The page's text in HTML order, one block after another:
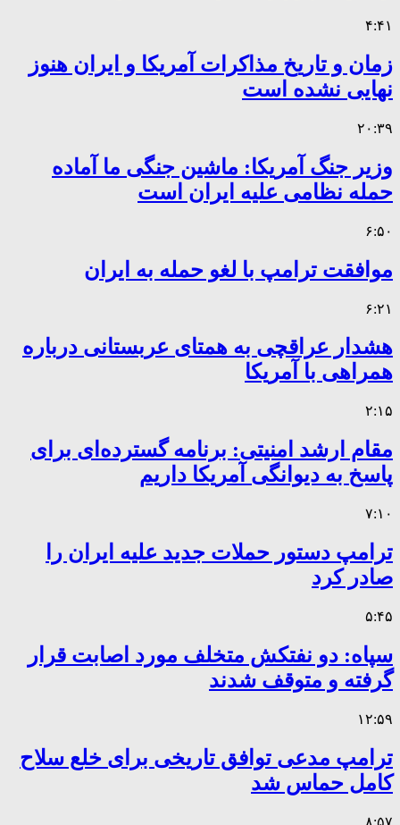
۴:۴۱
زمان و تاریخ مذاکرات آمریکا و ایران هنوز
نهایی نشده است
۲۰:۳۹
وزیر جنگ آمریکا: ماشین جنگی ما آماده
حمله نظامی علیه ایران است
۶:۵۰
موافقت ترامپ با لغو حمله به ایران
۶:۲۱
هشدار عراقچی به همتای عربستانی درباره
همراهی با آمریکا
۲:۱۵
مقام ارشد امنیتی: برنامه گسترده‌ای برای
پاسخ به دیوانگی آمریکا داریم
۷:۱۰
ترامپ دستور حملات جدید علیه ایران را
صادر کرد
۵:۴۵
سپاه: دو نفتکش متخلف مورد اصابت قرار
گرفته و متوقف شدند
۱۲:۵۹
ترامپ مدعی توافق تاریخی برای خلع سلاح
کامل حماس شد
۸:۵۷